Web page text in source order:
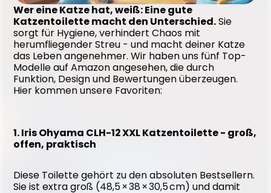
Wer eine Katze hat, weiß: Eine gute
Katzentoilette macht den Unterschied. Sie
sorgt für Hygiene, verhindert Chaos mit
herumfliegender Streu - und macht deiner Katze
das Leben angenehmer. Wir haben uns fünf Top-
Modelle auf Amazon angesehen, die durch
Funktion, Design und Bewertungen überzeugen.
Hier kommen unsere Favoriten:
1. Iris Ohyama CLH-12 XXL Katzentoilette - groß,
offen, praktisch
Diese Toilette gehört zu den absoluten Bestsellern.
Sie ist extra groß (48,5 × 38 × 30,5 cm) und damit